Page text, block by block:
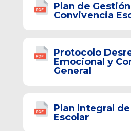
Plan de
Convivencia
Protocolo
Emocional y
General
Plan Integral
Escolar